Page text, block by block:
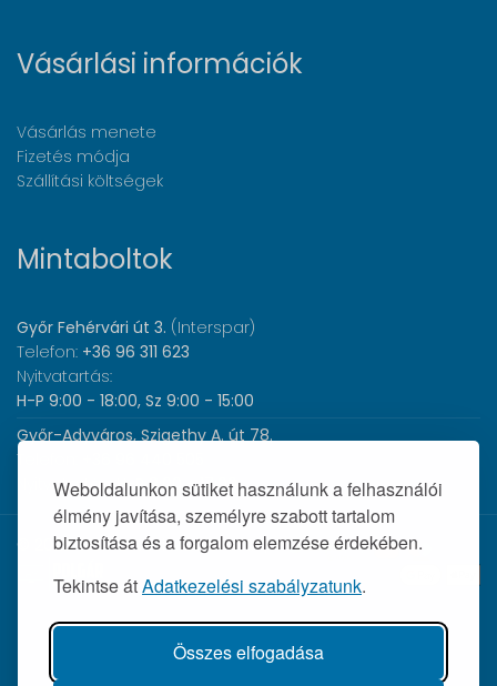
Weboldalunkon sütiket használunk a felhasználói
élmény javítása, személyre szabott tartalom
biztosítása és a forgalom elemzése érdekében.
Tekintse átAdatkezelési szabályzatunk.
Összes elfogadása
Vásárlási információk
Vásárlás menete
Fizetés módja
Szállítási költségek
Mintaboltok
Győr Fehérvári út 3. (Interspar)
Telefon: +36 96 311 623
Nyitvatartás:
H-P 9:00 - 18:00, Sz 9:00 - 15:00
Győr-Adyváros, Szigethy A. út 78.
Telefon:
Nyitvatartás:H-P 8:00 - 17:00
© 2026 Wolf Orvosi Műszer Kft. |